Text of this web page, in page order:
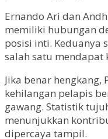
Ernando Ari dan
memiliki hubungan
posisi inti. Keduanya
salah satu mendapat
Jika benar hengkang,
kehilangan pelapis
gawang. Statistik
menunjukkan
dipercaya tampil.